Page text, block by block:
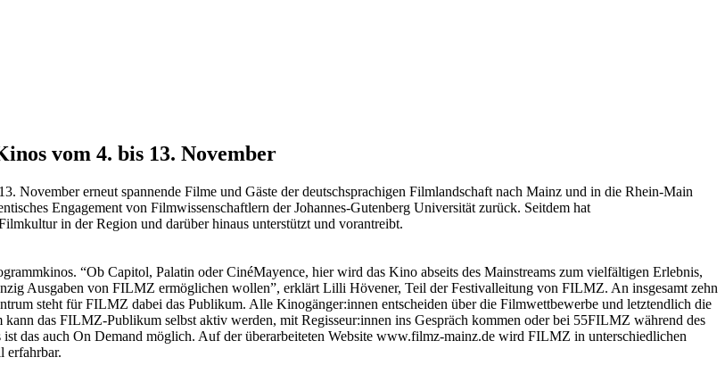
vom 4. bis 13. November
erneut spannende Filme und Gäste der deutschsprachigen Filmlandschaft nach Mainz und in die Rhein-Main
Engagement von Filmwissenschaftlern der Johannes-Gutenberg Universität zurück. Seitdem hat
in der Region und darüber hinaus unterstützt und vorantreibt.
“Ob Capitol, Palatin oder CinéMayence, hier wird das Kino abseits des Mainstreams zum vielfältigen Erlebnis,
Ausgaben von FILMZ ermöglichen wollen”, erklärt Lilli Hövener, Teil der Festivalleitung von FILMZ. An insgesamt zehn
steht für FILMZ dabei das Publikum. Alle Kinogänger:innen entscheiden über die Filmwettbewerbe und letztendlich die
das FILMZ-Publikum selbst aktiv werden, mit Regisseur:innen ins Gespräch kommen oder bei 55FILMZ während des
das auch On Demand möglich. Auf der überarbeiteten Website www.filmz-mainz.de wird FILMZ in unterschiedlichen
erfahrbar.